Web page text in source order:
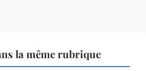
la même rubrique